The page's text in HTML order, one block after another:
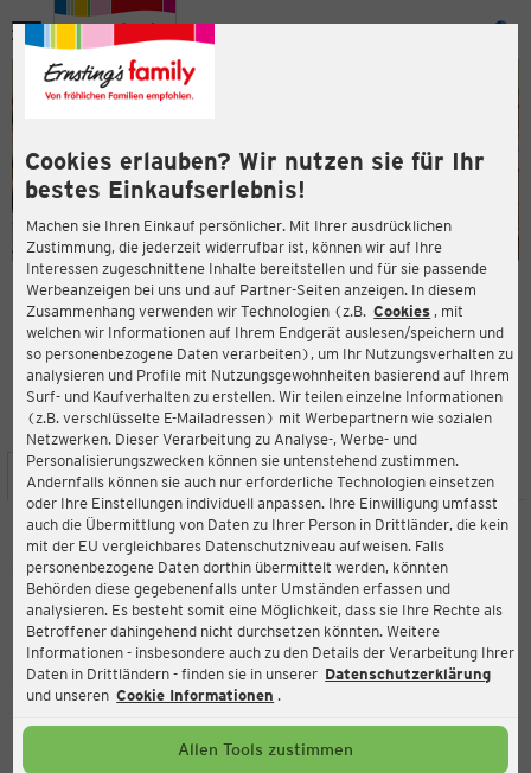
Cookies erlauben? Wir nutzen sie für Ihr
bestes Einkaufserlebnis!
Machen sie Ihren Einkauf persönlicher. Mit Ihrer ausdrücklichen
Zustimmung, die jederzeit widerrufbar ist, können wir auf Ihre
Interessen zugeschnittene Inhalte bereitstellen und für sie passende
Werbeanzeigen bei uns und auf Partner-Seiten anzeigen. In diesem
Zusammenhang verwenden wir Technologien (z.B. Cookies , mit
welchen wir Informationen auf Ihrem Endgerät auslesen/speichern und
so personenbezogene Daten verarbeiten), um Ihr Nutzungsverhalten zu
analysieren und Profile mit Nutzungsgewohnheiten basierend auf Ihrem
Surf- und Kaufverhalten zu erstellen. Wir teilen einzelne Informationen
(z.B. verschlüsselte E-Mailadressen) mit Werbepartnern wie sozialen
Netzwerken. Dieser Verarbeitung zu Analyse-, Werbe- und
Personalisierungszwecken können sie untenstehend zustimmen.
Andernfalls können sie auch nur erforderliche Technologien einsetzen
oder Ihre Einstellungen individuell anpassen. Ihre Einwilligung umfasst
auch die Übermittlung von Daten zu Ihrer Person in Drittländer, die kein
mit der EU vergleichbares Datenschutzniveau aufweisen. Falls
personenbezogene Daten dorthin übermittelt werden, könnten
Behörden diese gegebenenfalls unter Umständen erfassen und
analysieren. Es besteht somit eine Möglichkeit, dass sie Ihre Rechte als
Betroffener dahingehend nicht durchsetzen könnten. Weitere
Informationen - insbesondere auch zu den Details der Verarbeitung Ihrer
Daten in Drittländern - finden sie in unserer Datenschutzerklärung
und unseren Cookie Informationen .
Allen Tools zustimmen
Menü
ERNSTING'S FAMILY FILIALE
Hans-Hayder-Straße 2
93059 Regensburg
3,9
Bewertung:
STANDORT SERVICES SORTIMENT AKTIONEN
Ernsting's family
Hans-Hayder-Straße 2, 93059 Regensburg
Aktuell:
Geschlossen
Service Hotline